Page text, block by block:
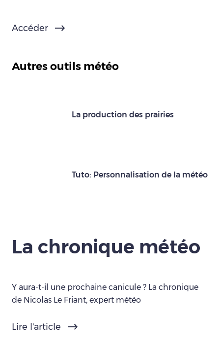
Accéder
Autres outils météo
La production des prairies
Tuto: Personnalisation de la météo
La chronique météo
Y aura-t-il une prochaine canicule ? La chronique
de Nicolas Le Friant, expert météo
Lire l'article